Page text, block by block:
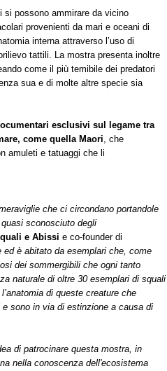
si possono ammirare da vicino
provenienti da mari e oceani di
interna attraverso l’uso di
tattili. La mostra presenta inoltre
come il più temibile dei predatori
sua e di molte altre specie sia
esclusivi sul legame tra
come quella Maori, che
amuleti e tatuaggi che li
che ci circondano portandole
sconosciuto degli
e Abissi e co-founder di
ed è abitato da esemplari che, come
dei sommergibili che ogni tanto
naturale di oltre 30 esemplari di squali
di queste creature che
sono in via di estinzione a causa di
di patrocinare questa mostra, in
nella conoscenza dell'ecosistema